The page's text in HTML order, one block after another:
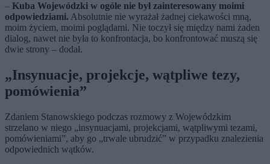
– Kuba Wojewódzki w ogóle nie był zainteresowany moimi
odpowiedziami. Absolutnie nie wyrażał żadnej ciekawości mną,
moim życiem, moimi poglądami. Nie toczył się między nami żaden
dialog, nawet nie była to konfrontacja, bo konfrontować muszą się
dwie strony – dodał.
„Insynuacje, projekcje, wątpliwe tezy,
pomówienia”
Zdaniem Stanowskiego podczas rozmowy z Wojewódzkim
strzelano w niego „insynuacjami, projekcjami, wątpliwymi tezami,
pomówieniami”, aby go „trwale ubrudzić” w przypadku znalezienia
odpowiednich wątków.